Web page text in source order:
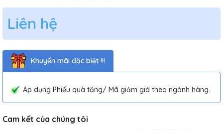
Liên hệ
Khuyến mãi đặc biệt !!!
Áp dụng Phiếu quà tặng/ Mã giảm giá theo ngành hàng.
Cam kết của chúng tôi